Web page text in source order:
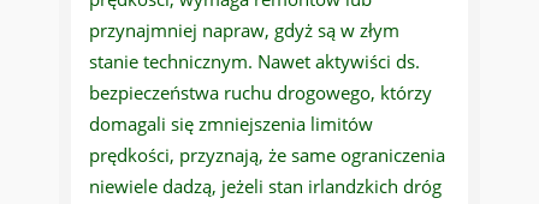
przynajmniej napraw, gdyż są w złym
stanie technicznym. Nawet aktywiści ds.
bezpieczeństwa ruchu drogowego, którzy
domagali się zmniejszenia limitów
prędkości, przyznają, że same ograniczenia
niewiele dadzą, jeżeli stan irlandzkich dróg